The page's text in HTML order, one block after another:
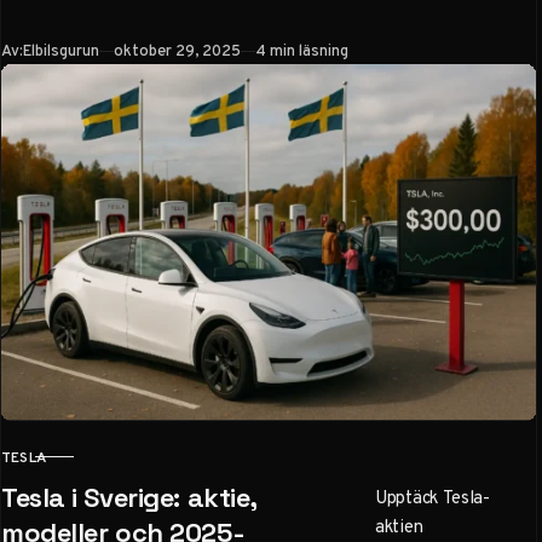
priser från 469 990
SEK, räckvidd och
innovationer som
FSD och
Supercharger. Få tips
för köp, leasing och
aktiekurs.
Av:Elbilsgurun Publicerad
oktober 29, 2025 4 min läsning
KATEGORI
TESLA
Tesla i Sverige: aktie,
modeller och 2025-
Upptäck Tesla-
aktien